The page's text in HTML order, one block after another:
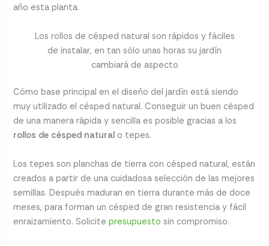
año esta planta.
Los rollos de césped natural son rápidos y fáciles
de instalar, en tan sólo unas horas su jardín
cambiará de aspecto
Cómo base principal en el diseño del jardín está siendo
muy utilizado el césped natural. Conseguir un buen césped
de una manera rápida y sencilla es posible gracias a los
rollos de césped natural o tepes.
Los tepes son planchas de tierra con césped natural, están
creados a partir de una cuidadosa selección de las mejores
semillas. Después maduran en tierra durante más de doce
meses, para forman un césped de gran resistencia y fácil
enraizamiento. Solicitepresupuesto sin compromiso.